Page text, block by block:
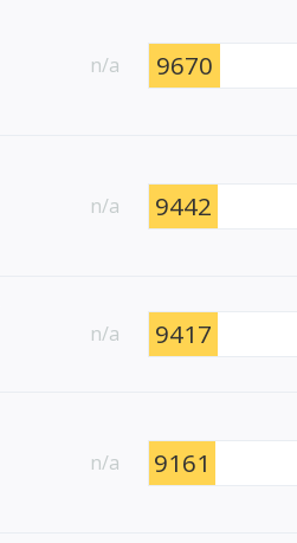
n/a 9670
n/a 9442
n/a 9417
n/a 9161